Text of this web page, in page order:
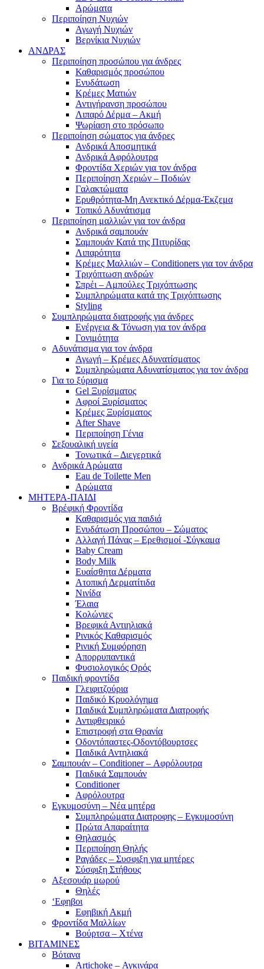
Αρώματα
Περιποίηση Νυχιών
Αγωγή Νυχιών
Βερνίκια Νυχιών
ΑΝΔΡΑΣ
Περιποίηση προσώπου για άνδρες
Καθαρισμός προσώπου
Ενυδάτωση
Κρέμες Ματιών
Αντιγήρανση προσώπου
Λιπαρό Δέρμα – Ακμή
Ψωρίαση στο πρόσωπο
Περιποίηση σώματος για άνδρες
Ανδρικά Αποσμητικά
Ανδρικά Αφρόλουτρα
Φροντίδα Χεριών για τον άνδρα
Περιποίηση Χεριών – Ποδιών
Γαλακτώματα
Ερυθρότητα-Μη Ανεκτικό Δέρμα-Έκζεμα
Τοπικό Αδυνάτισμα
Περιποίηση μαλλιών για τον άνδρα
Ανδρικά σαμπουάν
Σαμπουάν Κατά της Πιτυρίδας
Λιπαρότητα
Κρέμες Μαλλιών – Conditioners για τον άνδρα
Τριχόπτωση ανδρών
Σπρέι – Αμπούλες Τριχόπτωσης
Συμπληρώματα κατά της Τριχόπτωσης
Styling
Συμπληρώματα διατροφής για άνδρες
Ενέργεια & Τόνωση για τον άνδρα
Γονιμότητα
Αδυνάτισμα για τον άνδρα
Αγωγή – Κρέμες Αδυνατίσματος
Συμπληρώματα Αδυνατίσματος για τον άνδρα
Για το ξύρισμα
Gel Ξυρίσματος
Αφροί Ξυρίσματος
Κρέμες Ξυρίσματος
After Shave
Περιποίηση Γένια
Σεξουαλική υγεία
Τονωτικά – Διεγερτικά
Ανδρικά Αρώματα
Eau de Toilette Men
Αρώματα
ΜΗΤΕΡΑ-ΠΑΙΔΙ
Βρέφική Φροντίδα
Καθαρισμός για παιδιά
Ενυδάτωση Προσώπου – Σώματος
Αλλαγή Πάνας – Ερεθισμοί -Σύγκαμα
Baby Cream
Body Milk
Ευαίσθητα Δέρματα
Ατοπική Δερματίτιδα
Νινίδα
Έλαια
Κολώνιες
Βρεφικά Αντιηλιακά
Ρινικός Καθαρισμός
Ρινική Συμφόρηση
Απορρυπαντικά
Φυσιολογικός Ορός
Παιδική φροντίδα
Γλειφιτζούρια
Παιδικό Κρυολόγημα
Παιδικά Συμπληρώματα Διατροφής
Αντιφθειρικό
Επιστροφή στα Θρανία
Οδοντόπαστες-Οδοντόβουρτσες
Παιδικά Αντηλιακά
Σαμπουάν – Conditioner – Αφρόλουτρα
Παιδικά Σαμπουάν
Conditioner
Αφρόλουτρα
Εγκυμοσύνη – Νέα μητέρα
Συμπληρώματα Διατροφης – Εγκυμοσύνη
Πρώτα Απαραίτητα
Θηλασμός
Περιποίηση Θηλής
Ραγάδες – Συσφιξη για μητέρες
Σύσφιξη Στήθους
Αξεσουάρ μωρού
Θηλές
‘Εφηβοι
Εφηβική Ακμή
Φροντίδα Μαλλίων
Βούρτσα – Χτένα
ΒΙΤΑΜΙΝΕΣ
Βότανα
Artichoke – Αγκινάρα